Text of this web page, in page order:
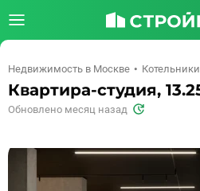
Недвижимость в Москве Котельники
Квартира-студия,
Обновлено месяц назад